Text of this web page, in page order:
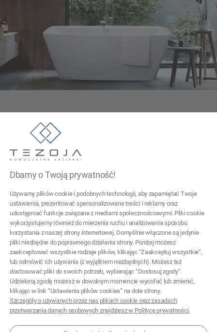
Wygodne i luksusowe
Wanny wolnostojące
03-017 Warszawa
tezoja@gmail.com
Pomoc
Moje konto
Płatności i dostawa
Informacje
O nas
Dbamy o Twoją prywatność!
Używamy plików cookie i podobnych technologii, aby zapamiętać Twoje
ustawienia, prezentować spersonalizowane treści i reklamy oraz
udostępniać funkcje związane z mediami społecznościowymi. Pliki cookie
wykorzystujemy również do mierzenia ruchu i analizowania sposobu
korzystania z naszej strony internetowej. Domyślnie włączone są jedynie
pliki niezbędne do poprawnego działania strony. Poniżej możesz
zaakceptować wszystkie rodzaje plików, klikając “Zaakceptuj wszystkie”,
lub odmówić ich używania (z wyjątkiem niezbędnych). Możesz też
dostosować pliki do swoich potrzeb, wybierając “Dostosuj zgody”.
Udzieloną zgodę możesz w dowolnym momencie wycofać lub zmienić,
klikając w link “Ustawienia plików cookies” na dole strony.
Szczegóły o używanych przez nas plikach cookie oraz zasadach
przetwarzania danych osobowych znajdziesz w Polityce prywatności.